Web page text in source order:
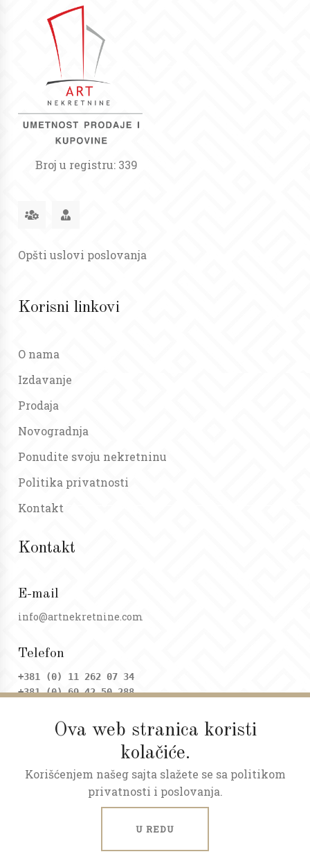
Ova web stranica koristi
kolačiće.
Korišćenjem našeg sajta slažete se sa politikom
privatnosti i poslovanja.
U REDU
Broj u registru: 339
Opšti uslovi poslovanja
Korisni linkovi
O nama
Izdavanje
Prodaja
Novogradnja
Ponudite svoju nekretninu
Politika privatnosti
Kontakt
Kontakt
E-mail
info@artnekretnine.com
Telefon
+381 (0) 11 262 07 34
+381 (0) 69 42 50 288
Adresa
Dositejeva 9, Trg republike
Radno vreme
Ponedeljak - petak: 09 - 20h